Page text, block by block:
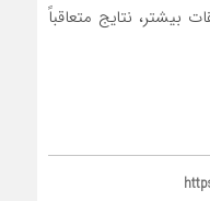
نتایج متعاقباً